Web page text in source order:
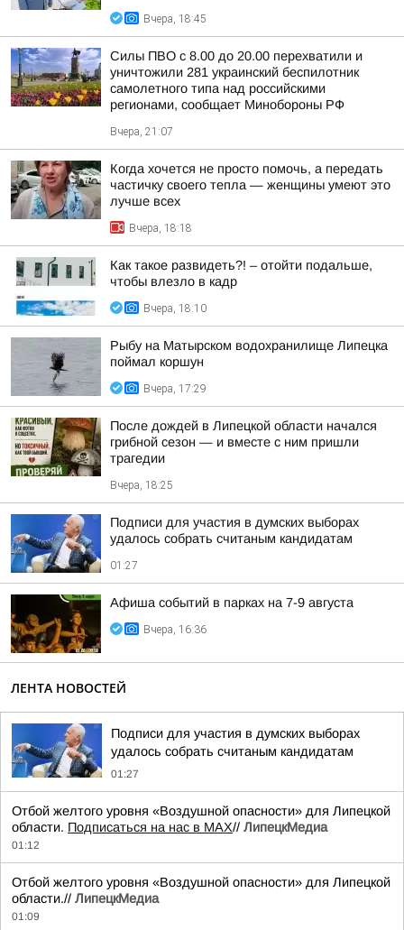
Вчера, 18:45
Силы ПВО с 8.00 до 20.00 перехватили и
уничтожили 281 украинский беспилотник
самолетного типа над российскими
регионами, сообщает Минобороны РФ
Вчера, 21:07
Когда хочется не просто помочь, а передать
частичку своего тепла — женщины умеют это
лучше всех
Вчера, 18:18
Как такое развидеть?! – отойти подальше,
чтобы влезло в кадр
Вчера, 18:10
Рыбу на Матырском водохранилище Липецка
поймал коршун
Вчера, 17:29
После дождей в Липецкой области начался
грибной сезон — и вместе с ним пришли
трагедии
Вчера, 18:25
Подписи для участия в думских выборах
удалось собрать считаным кандидатам
01:27
Афиша событий в парках на 7-9 августа
Вчера, 16:36
ЛЕНТА НОВОСТЕЙ
Подписи для участия в думских выборах
удалось собрать считаным кандидатам
01:27
Отбой желтого уровня «Воздушной опасности» для Липецкой
области. Подписаться на нас в МАХ// ЛипецкМедиа
01:12
Отбой желтого уровня «Воздушной опасности» для Липецкой
области.// ЛипецкМедиа
01:09